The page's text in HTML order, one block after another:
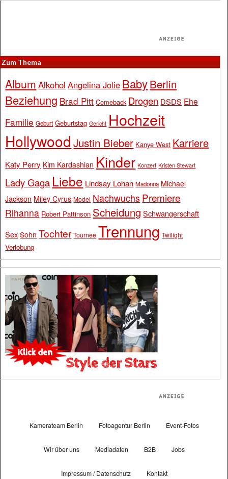
Zum Thema
Album Alkohol Angelina Jolie BabyBerlin
Beziehung Brad Pitt Comeback Drogen DSDS Ehe
Familie Geburt Geburtstag Gericht Hochzeit
Hollywood Justin Bieber Kanye West Karriere
Katy Perry Kim Kardashian Kinder Konzert Kristen Stewart
Lady Gaga Liebe Lindsay Lohan Madonna Michael
Jackson Miley Cyrus Model Nachwuchs Premiere
Rihanna Robert Pattinson Scheidung Schwangerschaft
Sex Sohn Tochter Tournee Trennung Twilight
Verlobung
Kamerateam Berlin Fotoagentur Berlin Event-Fotos
Wir über uns Mediadaten B2B Jobs
Impressum / Datenschutz Kontakt